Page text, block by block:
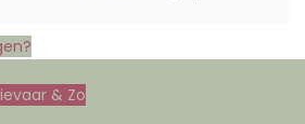
& Zo